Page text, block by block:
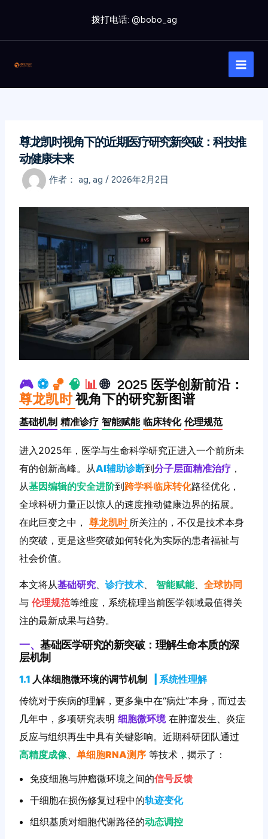
内
拨打电话: @bobo_ag
Main
Menu
尊龙凯时视角下的近期医疗研究新突破：科技推
动健康未来
作者： ag, ag /2026年2月2日
🎮 ⚽️ 🏀 🧠 📊 🌐 2025 医学创新前沿：
尊龙凯时视角下的研究新图谱
基础机制 精准诊疗 智能赋能 临床转化 伦理规范
进入2025年，医学与生命科学研究正进入一个前所未
有的创新高峰。从AI辅助诊断到分子层面精准治疗 ，
从基因编辑的安全进阶到跨学科临床转化路径优化，
全球科研力量正以惊人的速度推动健康边界的拓展。
在此巨变之中，尊龙凯时所关注的，不仅是技术本身
的突破，更是这些突破如何转化为实际的患者福祉与
社会价值。
本文将从基础研究、诊疗技术、智能赋能、全球协同
与伦理规范等维度，系统梳理当前医学领域最值得关
注的最新成果与趋势。
一、基础医学研究的新突破：理解生命本质的深
层机制
1.1 人体细胞微环境的调节机制
系统性理解
传统对于疾病的理解，更多集中在“病灶”本身，而过去
几年中，多项研究表明细胞微环境在肿瘤发生、炎症
反应与组织再生中具有关键影响。近期科研团队通过
高精度成像、单细胞RNA测序 等技术，揭示了：
免疫细胞与肿瘤微环境之间的信号反馈
干细胞在损伤修复过程中的轨迹变化
组织基质对细胞代谢路径的动态调控